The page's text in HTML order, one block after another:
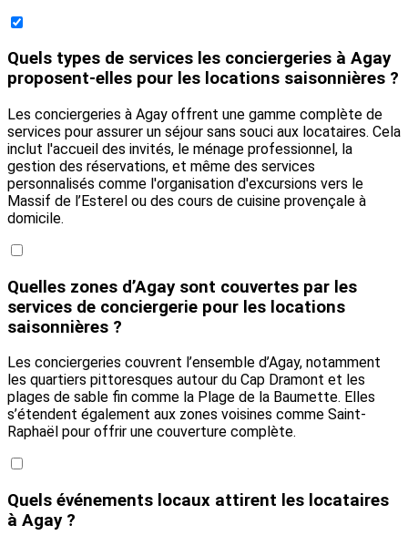
Quels types de services les conciergeries à Agay
proposent-elles pour les locations saisonnières ?
Les conciergeries à Agay offrent une gamme complète de
services pour assurer un séjour sans souci aux locataires. Cela
inclut l'accueil des invités, le ménage professionnel, la
gestion des réservations, et même des services
personnalisés comme l'organisation d'excursions vers le
Massif de l’Esterel ou des cours de cuisine provençale à
domicile.
Quelles zones d’Agay sont couvertes par les
services de conciergerie pour les locations
saisonnières ?
Les conciergeries couvrent l’ensemble d’Agay, notamment
les quartiers pittoresques autour du Cap Dramont et les
plages de sable fin comme la Plage de la Baumette. Elles
s’étendent également aux zones voisines comme Saint-
Raphaël pour offrir une couverture complète.
Quels événements locaux attirent les locataires
à Agay ?